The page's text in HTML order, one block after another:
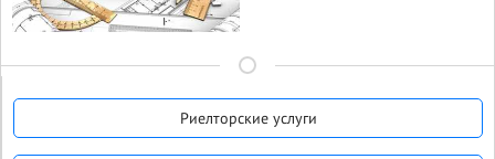
Риелторские услуги